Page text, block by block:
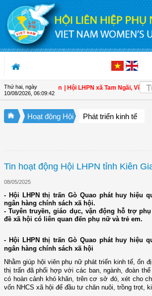
Truy cập nội dung luôn
Thứ hai, ngày
10/08/2026, 06:09:43
cho hội viên | Hội LHPN xã Tam Ngãi, Vĩnh
Hoạt động Hội Phát triển kinh tế
Tin hoạt động Hội LHPN tỉnh Kiên
08/05/2025
- Hội LHPN thị trấn Gò Quao phát huy hiệu
ngân hàng chính sách xã hội.
- Tuyên truyền, giáo dục, vận động hỗ trợ
đề xã hội có liên quan đến phụ nữ và trẻ em.
- Hội LHPN thị trấn Gò Quao phát huy hiệu
ngân hàng chính sách xã hội
Nhằm giúp hội viên phụ nữ phát triển kinh tế, ổn
thị trấn đã phối hợp với các ban, ngành, đoàn
có hoàn cảnh khó khăn, trên cơ sở đó, xét cho
vốn NHCS xã hội để đầu tư chăn nuôi, trồng trọt,